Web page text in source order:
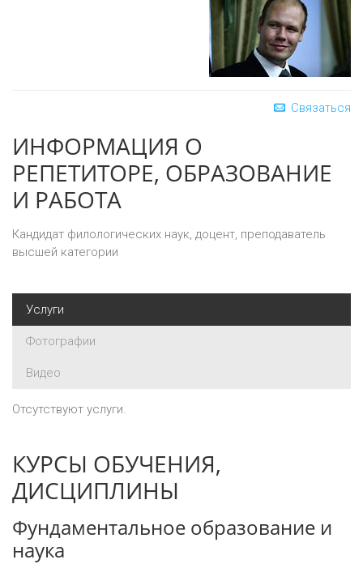
Связаться
ИНФОРМАЦИЯ О
РЕПЕТИТОРЕ, ОБРАЗОВАНИЕ
И РАБОТА
Кандидат филологических наук, доцент, преподаватель
высшей категории
Услуги
Фотографии
Видео
Отсутствуют услуги.
КУРСЫ ОБУЧЕНИЯ,
ДИСЦИПЛИНЫ
Фундаментальное образование и
наука